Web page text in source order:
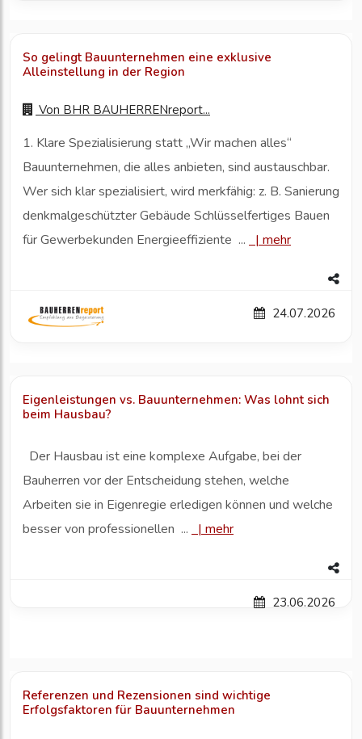
So gelingt Bauunternehmen eine exklusive
Alleinstellung in der Region
Von BHR BAUHERRENreport...
1. Klare Spezialisierung statt „Wir machen alles“
Bauunternehmen, die alles anbieten, sind austauschbar.
Wer sich klar spezialisiert, wird merkfähig: z. B. Sanierung
denkmalgeschützter Gebäude Schlüsselfertiges Bauen
für Gewerbekunden Energieeffiziente ...
| mehr
24.07.2026
Eigenleistungen vs. Bauunternehmen: Was lohnt sich
beim Hausbau?
Der Hausbau ist eine komplexe Aufgabe, bei der
Bauherren vor der Entscheidung stehen, welche
Arbeiten sie in Eigenregie erledigen können und welche
besser von professionellen ...
| mehr
23.06.2026
Referenzen und Rezensionen sind wichtige
Erfolgsfaktoren für Bauunternehmen